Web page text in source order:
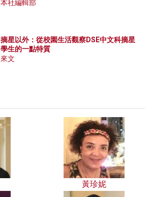
本社編輯部
摘星以外：從校園生活觀察DSE中文科摘星
學生的一點特質
來文
黃珍妮